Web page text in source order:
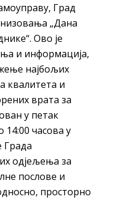
Град
„Дана
Ово је
и информација,
најбољих
квалитета и
врата за
у петак
14:00 часова у
Града
одјељења за
послове и
просторно